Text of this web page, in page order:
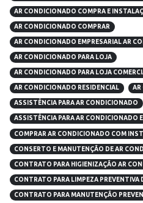
AR CONDICIONADO COMPRA E
AR CONDICIONADO COMPRAR
AR CONDICIONADO EMPRESARIAL AR
AR CONDICIONADO PARA LOJA
AR CONDICIONADO PARA LOJA
AR CONDICIONADO RESIDENCIAL AR
ASSISTÊNCIA PARA AR CONDICIONADO
ASSISTÊNCIA PARA AR CONDICIONADO
COMPRAR AR CONDICIONADO COM
CONSERTO E MANUTENÇÃO DE AR
CONTRATO PARA HIGIENIZAÇÃO AR
CONTRATO PARA LIMPEZA PREVENTIVA
CONTRATO PARA MANUTENÇÃO